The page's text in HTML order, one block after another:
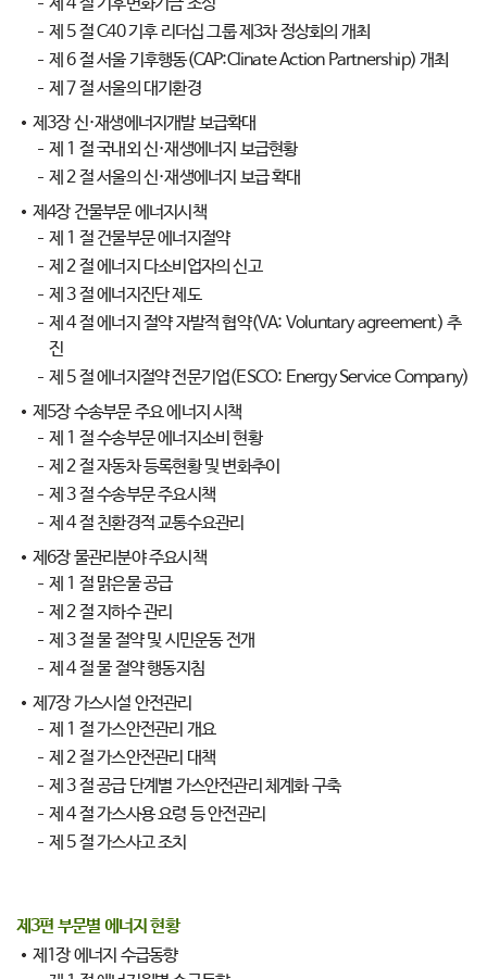
제 5 절 C40 기후 리더십 그룹 제3차 정상회의 개최
제 6 절 서울 기후행동(CAP:Clinate Action Partnership) 개최
제 7 절 서울의 대기환경
제3장 신·재생에너지개발 보급확대
제 1 절 국내외 신·재생에너지 보급현황
제 2 절 서울의 신·재생에너지 보급 확대
제4장 건물부문 에너지시책
제 1 절 건물부문 에너지절약
제 2 절 에너지 다소비업자의 신고
제 3 절 에너지진단 제도
제 4 절 에너지 절약 자발적 협약(VA: Voluntary agreement) 추
진
제 5 절 에너지절약 전문기업(ESCO: Energy Service Company)
제5장 수송부문 주요 에너지 시책
제 1 절 수송부문 에너지소비 현황
제 2 절 자동차 등록현황 및 변화추이
제 3 절 수송부문 주요시책
제 4 절 친환경적 교통수요관리
제6장 물관리분야 주요시책
제 1 절 맑은물 공급
제 2 절 지하수 관리
제 3 절 물 절약 및 시민운동 전개
제 4 절 물 절약 행동지침
제7장 가스시설 안전관리
제 1 절 가스안전관리 개요
제 2 절 가스안전관리 대책
제 3 절 공급 단계별 가스안전관리 체계화 구축
제 4 절 가스사용 요령 등 안전관리
제 5 절 가스사고 조치
제3편 부문별 에너지 현황
제1장 에너지 수급동향